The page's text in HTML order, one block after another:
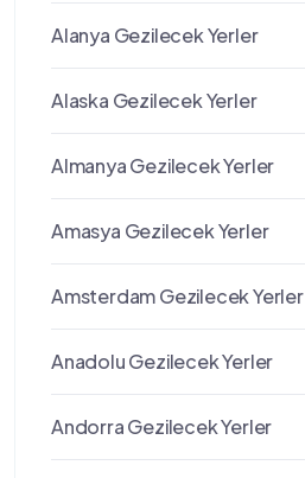
Alanya Gezilecek Yerler
Alaska Gezilecek Yerler
Almanya Gezilecek Yerler
Amasya Gezilecek Yerler
Amsterdam Gezilecek Yerler
Anadolu Gezilecek Yerler
Andorra Gezilecek Yerler